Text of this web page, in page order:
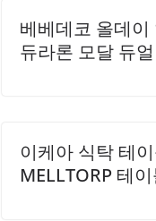
정장뿐만 아니라 세미
활용할 수 있습니다...
베베데코 올데
듀라론 모달 듀
이케아 식탁 테
MELLTORP 테